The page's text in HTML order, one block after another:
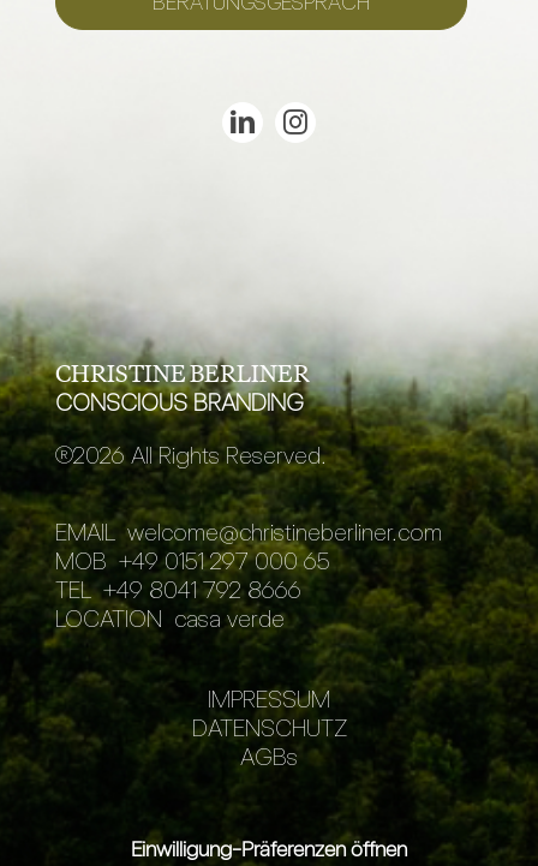
CHRISTINE BERLINER
CONSCIOUS BRANDING
®2026 All Rights Reserved.
EMAIL welcome@christineberliner.com
MOB +49 0151 297 000 65
TEL+49 8041 792 8666
LOCATION casa verde
IMPRESSUM
DATENSCHUTZ
AGBs
Einwilligung-Präferenzen öffnen